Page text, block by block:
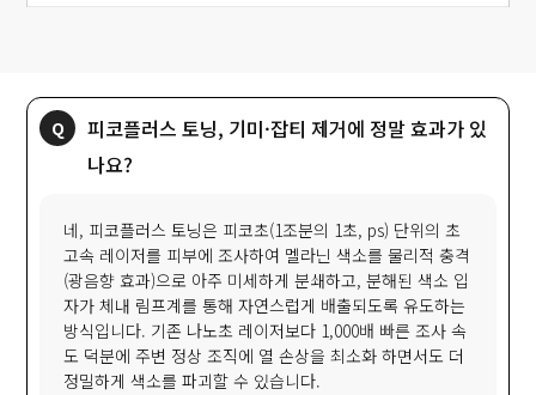
피코플러스 토닝, 기미·잡티 제거에 정말 효과가 있
나요?
네, 피코플러스 토닝은 피코초(1조분의 1초, ps) 단위의 초
고속 레이저를 피부에 조사하여 멜라닌 색소를 물리적 충격
(광음향 효과)으로 아주 미세하게 분쇄하고, 분해된 색소 입
자가 체내 림프계를 통해 자연스럽게 배출되도록 유도하는
방식입니다. 기존 나노초 레이저보다 1,000배 빠른 조사 속
도 덕분에 주변 정상 조직에 열 손상을 최소화 하면서도 더
정밀하게 색소를 파괴할 수 있습니다.